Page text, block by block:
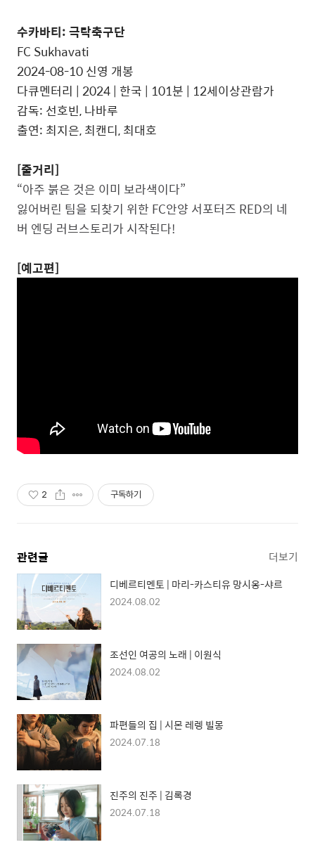
수카바티: 극락축구단
FC Sukhavati
2024-08-10 신영 개봉
다큐멘터리 | 2024 | 한국 | 101분 | 12세이상관람가
감독: 선호빈, 나바루
출연: 최지은, 최캔디, 최대호
[줄거리]
“아주 붉은 것은 이미 보라색이다”
잃어버린 팀을 되찾기 위한 FC안양 서포터즈 RED의 네
버 엔딩 러브스토리가 시작된다!
[예고편]
2 구독하기
관련글 더보기
디베르티멘토 | 마리-카스티유 망시옹-샤르
2024.08.02
조선인 여공의 노래 | 이원식
2024.08.02
파편들의 집 | 시몬 레렝 빌몽
2024.07.18
진주의 진주 | 김록경
2024.07.18